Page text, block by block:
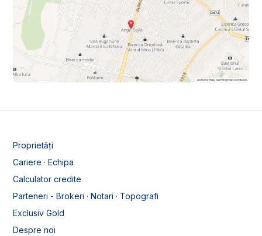
Proprietăți
Cariere · Echipa
Calculator credite
Parteneri - Brokeri · Notari · Topografi
Exclusiv Gold
Despre noi